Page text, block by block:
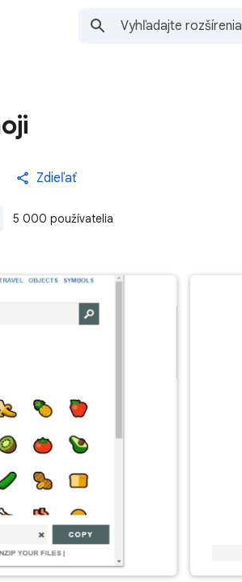
Zdieľať
5 000 používatelia